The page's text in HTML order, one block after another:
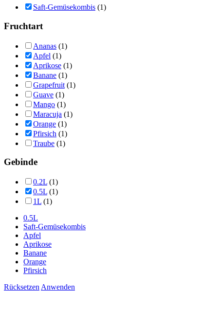
Saft-Gemüsekombis (1)
Fruchtart
Ananas (1)
Apfel (1)
Aprikose (1)
Banane (1)
Grapefruit (1)
Guave (1)
Mango (1)
Maracuja (1)
Orange (1)
Pfirsich (1)
Traube (1)
Gebinde
0.2L (1)
0.5L (1)
1L (1)
0.5L
Saft-Gemüsekombis
Apfel
Aprikose
Banane
Orange
Pfirsich
Rücksetzen Anwenden